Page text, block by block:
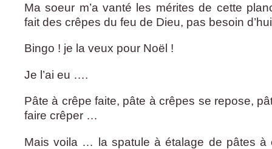
Ma soeur m’a vanté les mérites de cette
fait des crêpes du feu de Dieu, pas besoin
Bingo ! je la veux pour Noël !
Je l’ai eu ….
Pâte à crêpe faite, pâte à crêpes se repose,
faire crêper …
Mais voila … la spatule à étalage de pâtes à